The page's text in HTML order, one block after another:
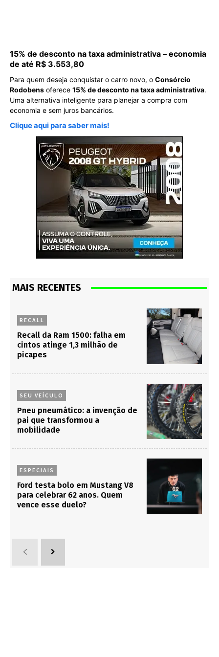
15% de desconto na taxa administrativa – economia
de até R$ 3.553,80
Para quem deseja conquistar o carro novo, o Consórcio
Rodobens oferece 15% de desconto na taxa administrativa.
Uma alternativa inteligente para planejar a compra com
economia e sem juros bancários.
Clique aqui para saber mais!
MAIS RECENTES
RECALL
Recall da Ram 1500: falha em
cintos atinge 1,3 milhão de
picapes
SEU VEÍCULO
Pneu pneumático: a invenção de
pai que transformou a
mobilidade
ESPECIAIS
Ford testa bolo em Mustang V8
para celebrar 62 anos. Quem
vence esse duelo?